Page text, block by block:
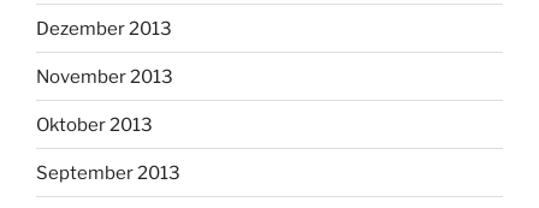
Dezember 2013
November 2013
Oktober 2013
September 2013